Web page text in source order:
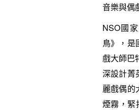
音樂與偶
NSO國
鳥》，是
戲大師巴
深設計菁
麗戲偶的
煙霧，緊